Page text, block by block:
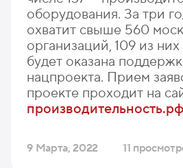
оборудования. За три
охватит свыше 560
организаций, 109 из
будет оказана
нацпроекта. Прием
проекте проходит на
производительность.рф
9 Марта, 2022 11